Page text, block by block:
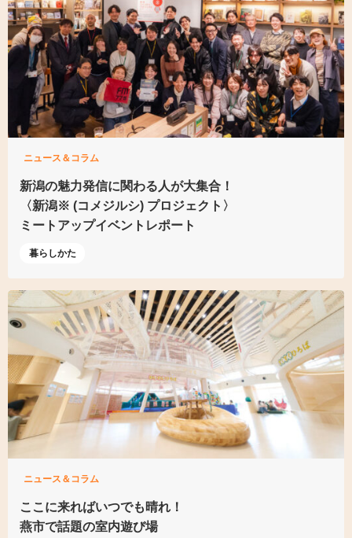
ニュース＆コラム
新潟の魅力発信に関わる人が大集合！
〈新潟※ (コメジルシ) プロジェクト〉
ミートアップイベントレポート
暮らしかた
ニュース＆コラム
ここに来ればいつでも晴れ！
燕市で話題の室内遊び場